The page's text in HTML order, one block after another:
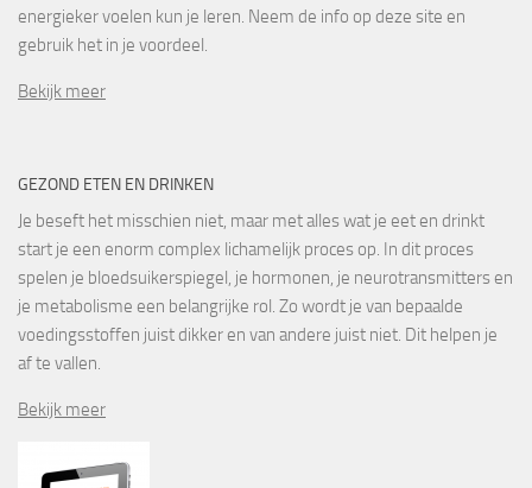
energieker voelen kun je leren. Neem de info op deze site en
gebruik het in je voordeel.
Bekijk meer
GEZOND ETEN EN DRINKEN
Je beseft het misschien niet, maar met alles wat je eet en drinkt
start je een enorm complex lichamelijk proces op. In dit proces
spelen je bloedsuikerspiegel, je hormonen, je neurotransmitters en
je metabolisme een belangrijke rol. Zo wordt je van bepaalde
voedingsstoffen juist dikker en van andere juist niet. Dit helpen je
af te vallen.
Bekijk meer